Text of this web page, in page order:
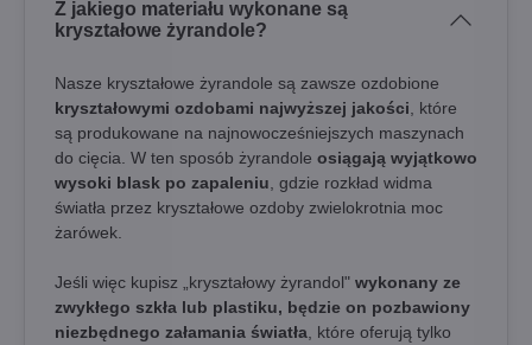
Z jakiego materiału wykonane są
kryształowe żyrandole?
Nasze kryształowe żyrandole są zawsze ozdobione
kryształowymi ozdobami najwyższej jakości , które
są produkowane na najnowocześniejszych maszynach
do cięcia. W ten sposób żyrandole osiągają wyjątkowo
wysoki blask po zapaleniu , gdzie rozkład widma
światła przez kryształowe ozdoby zwielokrotnia moc
żarówek.
Jeśli więc kupisz „kryształowy żyrandol" wykonany ze
zwykłego szkła lub plastiku, będzie on pozbawiony
niezbędnego załamania światła , które oferują tylko